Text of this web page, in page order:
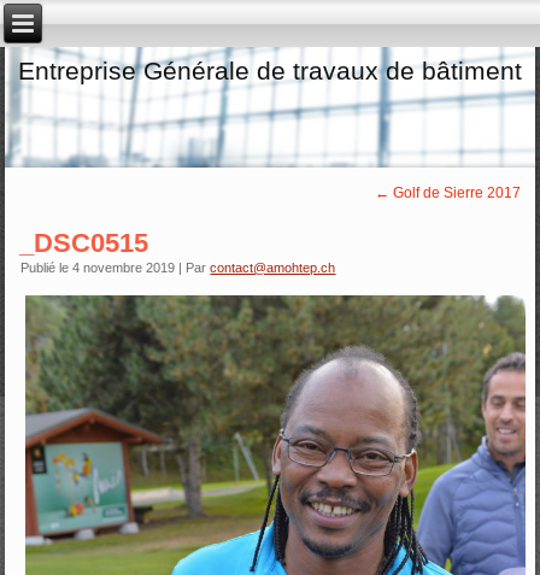
Entreprise Générale de travaux de bâtiment
← Golf de Sierre 2017
_DSC0515
Publié le 4 novembre 2019 | Par contact@amohtep.ch